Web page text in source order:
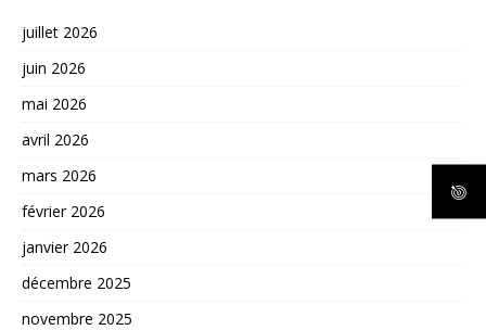
juillet 2026
juin 2026
mai 2026
avril 2026
mars 2026
février 2026
janvier 2026
décembre 2025
novembre 2025